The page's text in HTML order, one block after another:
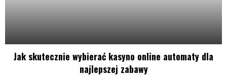
Jak skutecznie wybierać kasyno online automaty dla
najlepszej zabawy